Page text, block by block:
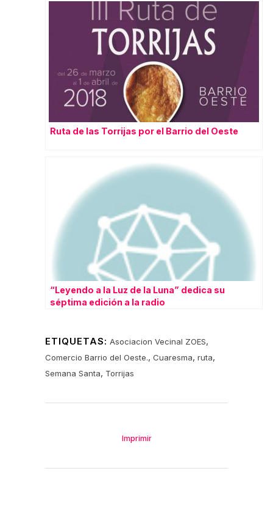
Ruta de las Torrijas por el Barrio del Oeste
“Leyendo a la Luz de la Luna” dedica su
séptima edición a la radio
ETIQUETAS: Asociacion Vecinal ZOES,
Comercio Barrio del Oeste., Cuaresma, ruta,
Semana Santa, Torrijas
Imprimir